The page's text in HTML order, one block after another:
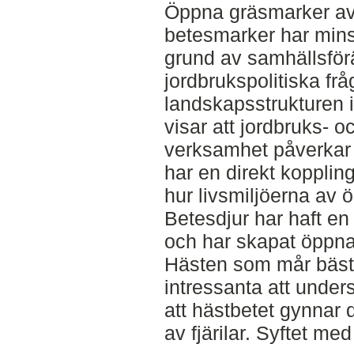
Öppna gräsmarker
betesmarker har
grund av
jordbrukspolitiska
landskapsstrukturen
visar att jordbruks-
verksamhet
har en direkt
hur livsmiljöerna av
Betesdjur har haft
och har skapat
Hästen som mår
intressanta att
att hästbetet gynnar
av fjärilar. Syftet